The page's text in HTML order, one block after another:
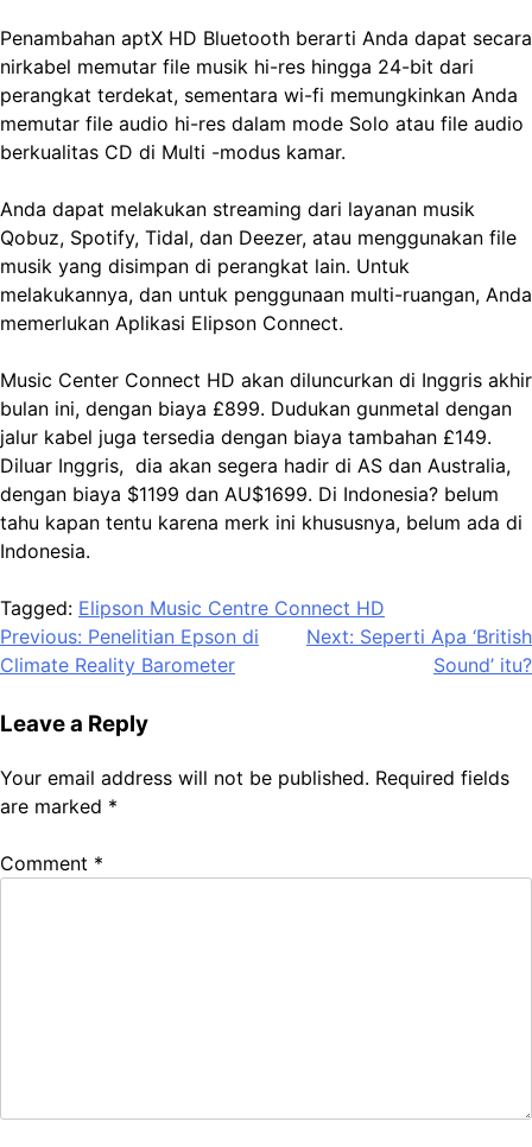
Penambahan aptX HD Bluetooth berarti Anda dapat secara
nirkabel memutar file musik hi-res hingga 24-bit dari
perangkat terdekat, sementara wi-fi memungkinkan Anda
memutar file audio hi-res dalam mode Solo atau file audio
berkualitas CD di Multi -modus kamar.
Anda dapat melakukan streaming dari layanan musik
Qobuz, Spotify, Tidal, dan Deezer, atau menggunakan file
musik yang disimpan di perangkat lain. Untuk
melakukannya, dan untuk penggunaan multi-ruangan, Anda
memerlukan Aplikasi Elipson Connect.
Music Center Connect HD akan diluncurkan di Inggris akhir
bulan ini, dengan biaya £899. Dudukan gunmetal dengan
jalur kabel juga tersedia dengan biaya tambahan £149.
Diluar Inggris, dia akan segera hadir di AS dan Australia,
dengan biaya $1199 dan AU$1699. Di Indonesia? belum
tahu kapan tentu karena merk ini khususnya, belum ada di
Indonesia.
Tagged: Elipson Music Centre Connect HD
Post
navigation
Previous: Penelitian Epson di
Climate Reality Barometer
Next: Seperti Apa ‘British
Sound’ itu?
Leave a Reply
Your email address will not be published. Required fields
are marked *
Comment *